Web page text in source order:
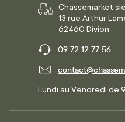
Chassemarket
13 rue Arthur
62460 Divion
09 72 12 77 56
Lundi au Vendredi de